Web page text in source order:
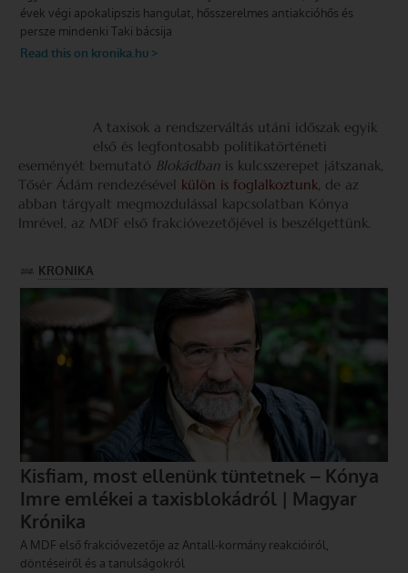
A taxisok a rendszerváltás utáni időszak egyik
első és legfontosabb politikatörténeti
eseményét bemutató Blokádban is kulcsszerepet játszanak,
Tősér Ádám rendezésével külön is foglalkoztunk, de az
abban tárgyalt megmozdulással kapcsolatban Kónya
Imrével, az MDF első frakcióvezetőjével is beszélgettünk.